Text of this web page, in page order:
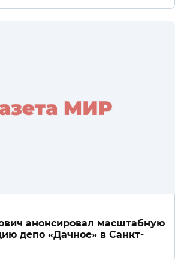
анонсировал масштабную
депо «Дачное» в Санкт-